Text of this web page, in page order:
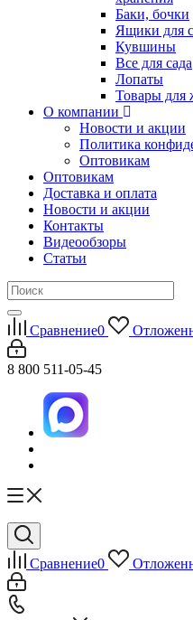
Баки, бочки
Ящики для
Кувшины
Все для сада
Лопаты
Товары для
О компании
Новости и акции
Политика
Оптовикам
Оптовикам
Доставка и оплата
Новости и акции
Контакты
Видеообзоры
Статьи
Сравнение0
8 800 511-05-45
Сравнение0